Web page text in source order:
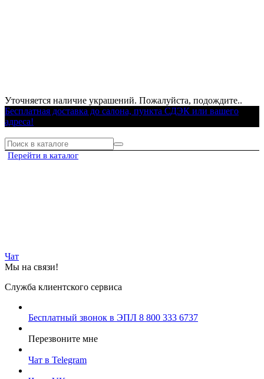
Уточняется наличие украшений. Пожалуйста, подождите..
Бесплатная доставка до салона, пункта СДЭК или вашего
адреса!
Перейти в каталог
Чат
Мы на связи!
Служба клиентского сервиса
Бесплатный звонок в ЭПЛ 8 800 333 6737
Перезвоните мне
Чат в Telegram